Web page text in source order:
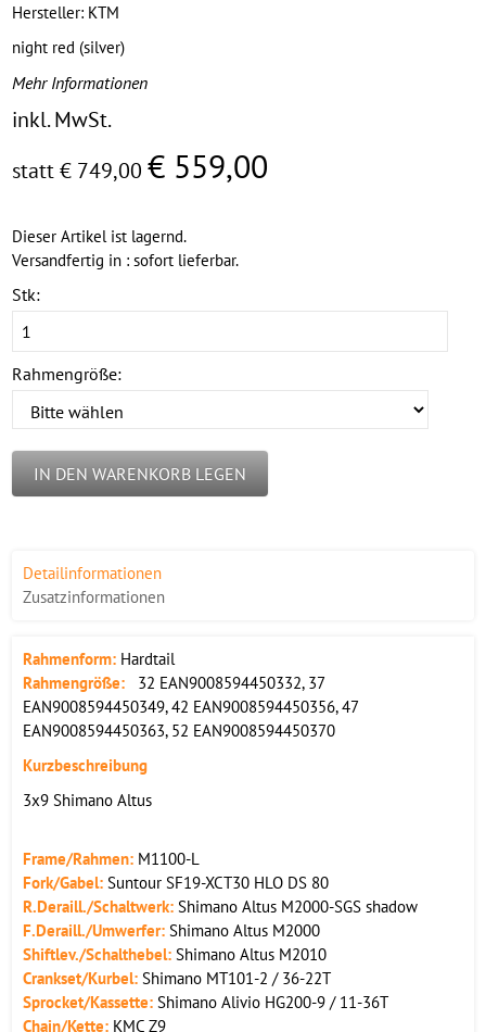
Hersteller: KTM
night red (silver)
Mehr Informationen
inkl. MwSt.
statt € 749,00 € 559,00
Dieser Artikel ist lagernd.
Versandfertig in : sofort lieferbar.
Stk:
Rahmengröße:
IN DEN WARENKORB LEGEN
Detailinformationen
Zusatzinformationen
Rahmenform: Hardtail
Rahmengröße: 32 EAN9008594450332, 37
EAN9008594450349, 42 EAN9008594450356, 47
EAN9008594450363, 52 EAN9008594450370
Kurzbeschreibung
3x9 Shimano Altus
Frame/Rahmen: M1100-L
Fork/Gabel: Suntour SF19-XCT30 HLO DS 80
R.Deraill./Schaltwerk: Shimano Altus M2000-SGS shadow
F.Deraill./Umwerfer: Shimano Altus M2000
Shiftlev./Schalthebel: Shimano Altus M2010
Crankset/Kurbel: Shimano MT101-2 / 36-22T
Sprocket/Kassette: Shimano Alivio HG200-9 / 11-36T
Chain/Kette: KMC Z9